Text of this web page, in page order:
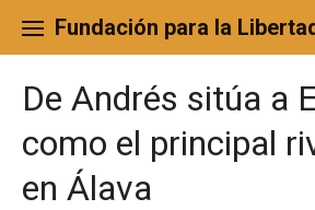
content
Fundación para la
De Andrés sitúa a
como el principal
en Álava